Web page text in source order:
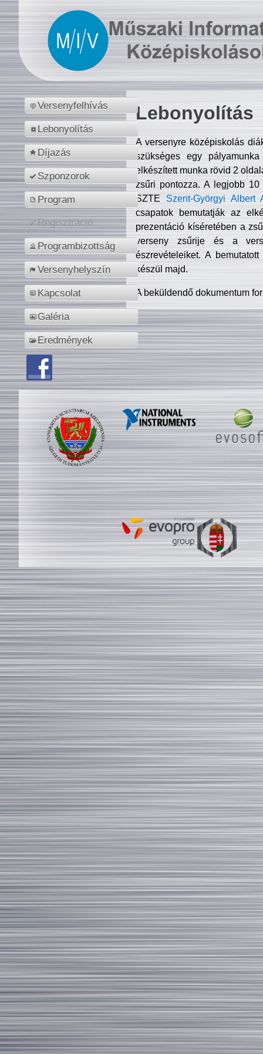
Versenyfelhívás
Lebonyolítás
Díjazás
Szponzorok
Program
Regisztráció
Programbizottság
Versenyhelyszín
Kapcsolat
Galéria
Eredmények
Lebonyolítás
A versenyre középiskolás
szükséges egy
elkészített munka rövid 2
zsűri pontozza. A legjobb
SZTE Szent-Györgyi Albert
csapatok bemutatják az
prezentáció kíséretében a
verseny zsűrije és a
észrevételeiket. A
készül majd.
A beküldendő dokumentum